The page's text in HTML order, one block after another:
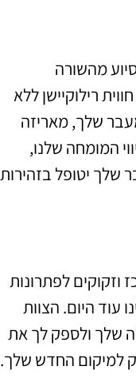
מהשורה
רילוקיישן ללא
שלך, מאריזה
המומחה שלנו,
שלך יטופל בזהירות
לפתרונות
עוד היום. הצוות
שלך ולספק לך את
למיקום החדש שלך.